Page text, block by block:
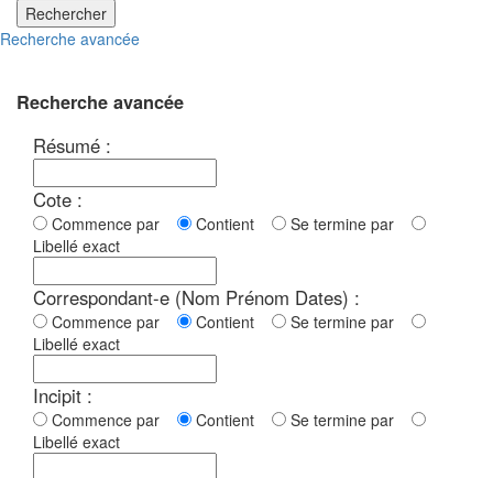
Rechercher
Recherche avancée
Recherche avancée
Résumé :
Cote :
Commence par Contient
Se termine par
Libellé exact
Correspondant-e (Nom Prénom Dates) :
Commence par Contient
Se termine par
Libellé exact
Incipit :
Commence par Contient
Se termine par
Libellé exact